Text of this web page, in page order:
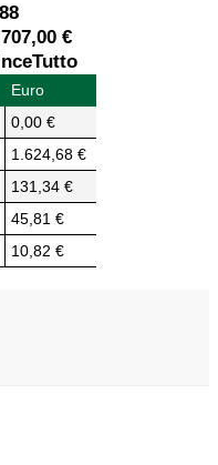
€
Euro
0,00 €
1.624,68 €
131,34 €
45,81 €
10,82 €